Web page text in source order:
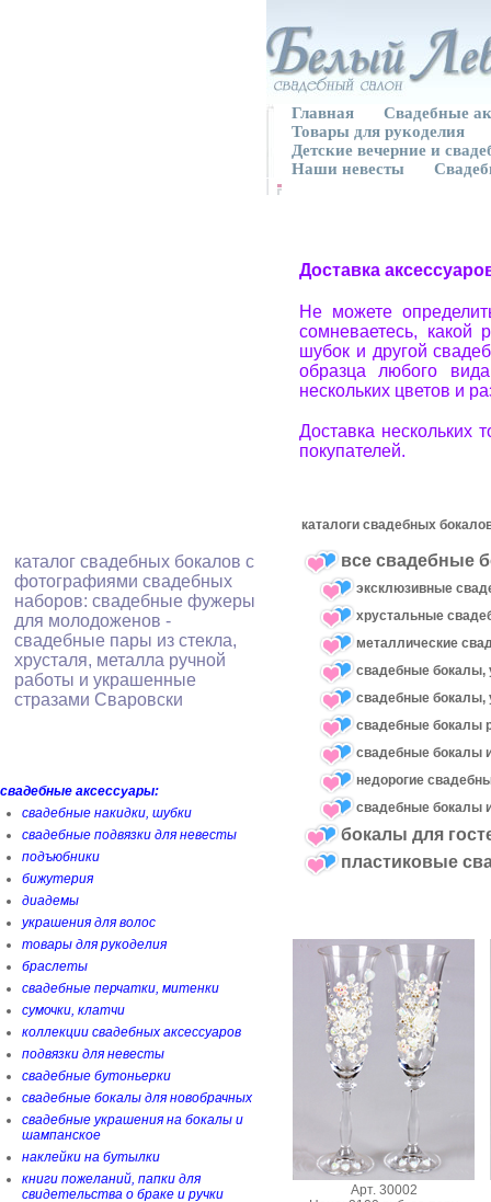
каталог свадебных бокалов с
фотографиями свадебных
наборов: свадебные фужеры
для молодоженов -
свадебные пары из стекла,
хрусталя, металла ручной
работы и украшенные
стразами Сваровски
свадебные аксессуары:
свадебные накидки, шубки
свадебные подвязки для невесты
подъюбники
бижутерия
диадемы
украшения для волос
товары для рукоделия
браслеты
свадебные перчатки, митенки
сумочки, клатчи
коллекции свадебных аксессуаров
подвязки для невесты
свадебные бутоньерки
свадебные бокалы для новобрачных
свадебные украшения на бокалы и
шампанское
наклейки на бутылки
книги пожеланий, папки для
свидетельства о браке и ручки
Главная
Свадебные
Товары для рукоделия
Детские вечерние и
Наши невесты
Доставка
Не можете
сомневаетесь, какой
шубок и другой
образца любого
нескольких цветов и
Доставка нескольких
покупателей.
каталоги свадебных
все свадебные
эксклюзивные
хрустальные
металлические
свадебные бокалы,
свадебные бокалы,
свадебные бокалы
свадебные бокалы
недорогие
свадебные бокалы
бокалы для
пластиковые
Арт. 30002